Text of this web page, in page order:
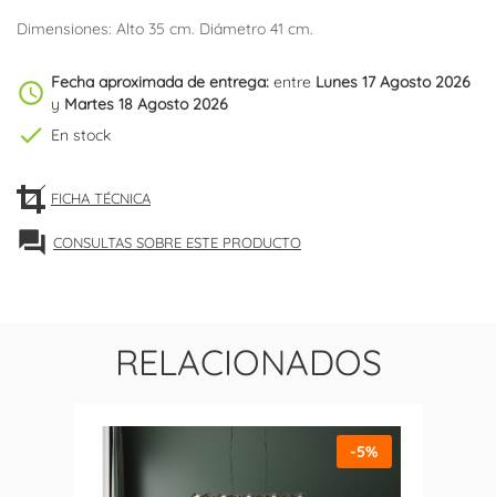
Dimensiones: Alto 35 cm. Diámetro 41 cm.
schedule Fecha aproximada de entrega: entre Lunes 17 Agosto 2026
y Martes 18 Agosto 2026
check En stock
FICHA TÉCNICA
forum CONSULTAS SOBRE ESTE PRODUCTO
RELACIONADOS
-5%